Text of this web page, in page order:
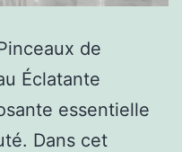
de
Éclatante
essentielle
Dans cet